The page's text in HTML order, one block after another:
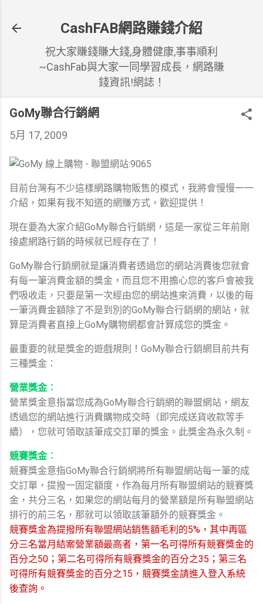
CashFAB網路賺錢介紹
祝大家賺錢賺大錢,身體健康,事事順利
~CashFab與大家一同學習成長，網路賺
錢資訊!網誌！
GoMy聯合行銷網
5月 17, 2009
目前台灣有不少這樣網路購物販售的模式，我將會慢慢一一
介紹，如果有我不知道的網賺方式，歡迎提供！
現在要為大家介紹GoMy聯合行銷網，這是一家從三年前剛
接處網路行銷的時候就已經存在了！
GoMy聯合行銷網就是讓消費者透過您的網站消費後您就會
有每一筆消費金額的獎金，而且您不用擔心您的客戶會被我
們吸收走，只要是第一次經由您的網站進來消費，以後的每
一筆消費金額除了不是到別的GoMy聯合行銷網的網站，就
算是消費者直接上GoMy購物網都會計算成您的獎金。
最重要的就是獎金的遊戲規則！GoMy聯合行銷網目前共有
三種獎金：
營業獎金︰
營業獎金意指當您成為GoMy聯合行銷網的聯盟網站，網友
透過您的網站進行消費購物成交時（即完成送貨收款等手
續），您就可領取該筆成交訂單的獎金。此獎金為永久制。
競賽獎金︰
競賽獎金意指GoMy聯合行銷網將所有聯盟網站每一筆的成
交訂單，提撥一固定額度，作為每月所有聯盟網站的競賽獎
金，共分三名，如果您的網站每月的營業額是所有聯盟網站
排行的前三名，那就可以領取該筆額外的競賽獎金。
競賽獎金為提撥所有聯盟網站銷售額毛利的5%，其中再區
分三名當月結案營業額最高者，第一名可得所有競賽獎金的
百分之50；第二名可得所有競賽獎金的百分之35；第三名
可得所有競賽獎金的百分之15，競賽獎金請進入登入系統
後查詢。